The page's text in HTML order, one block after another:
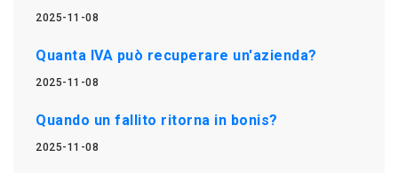
2025-11-08
Quanta IVA può recuperare un'azienda?
2025-11-08
Quando un fallito ritorna in bonis?
2025-11-08